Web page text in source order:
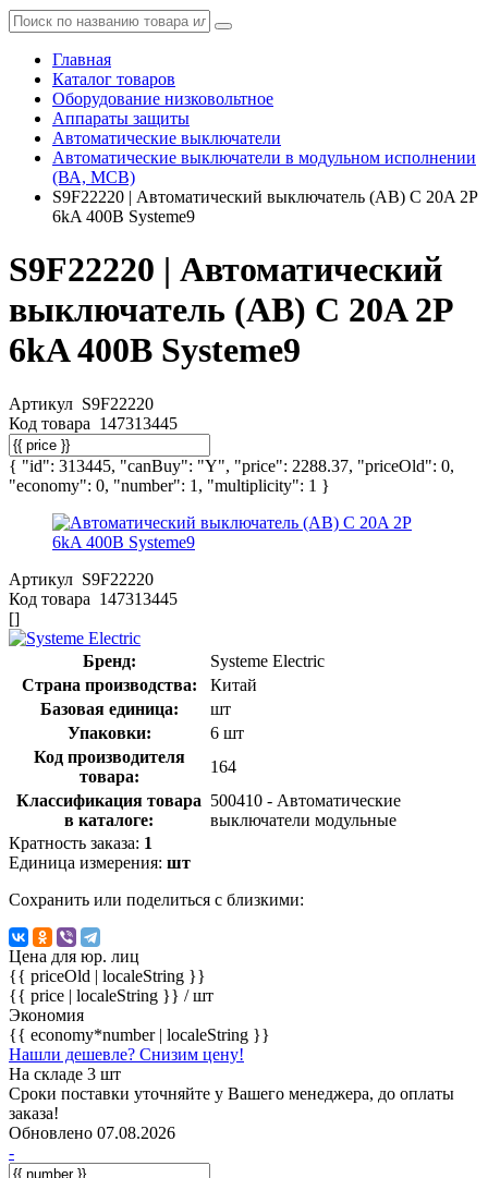
Главная
Каталог товаров
Оборудование низковольтное
Аппараты защиты
Автоматические выключатели
Автоматические выключатели в модульном исполнении
(ВА, MCB)
S9F22220 | Автоматический выключатель (АВ) C 20A 2P
6kA 400В Systeme9
S9F22220 | Автоматический
выключатель (АВ) C 20A 2P
6kA 400В Systeme9
Артикул S9F22220
Код товара 147313445
{ "id": 313445, "canBuy": "Y", "price": 2288.37, "priceOld": 0,
"economy": 0, "number": 1, "multiplicity": 1 }
Артикул S9F22220
Код товара 147313445
[]
Бренд:
Systeme Electric
Страна производства:
Китай
Базовая единица:
шт
Упаковки:
6 шт
Код производителя
товара:
164
Классификация товара
в каталоге:
500410 - Автоматические
выключатели модульные
Кратность заказа: 1
Единица измерения: шт
Сохранить или поделиться с близкими:
Цена для юр. лиц
{{ priceOld | localeString }}
{{ price | localeString }} / шт
Экономия
{{ economy*number | localeString }}
Нашли дешевле? Снизим цену!
На складе 3 шт
Сроки поставки уточняйте у Вашего менеджера, до оплаты
заказа!
Обновлено 07.08.2026
-